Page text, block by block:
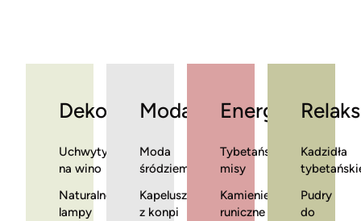
Dekoracje
Uchwyty
na wino
Naturalne
lampy
Moda
Moda
śródziemnomorska
Kapelusze
z konpi
Energia
Tybetańskie
misy
Kamienie
runiczne
Relaks
Kadzidła
Pudry
do